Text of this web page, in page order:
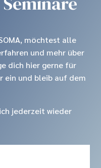
möchtest alle
und mehr über
dich hier gerne für
ein und bleib auf dem
jederzeit wieder